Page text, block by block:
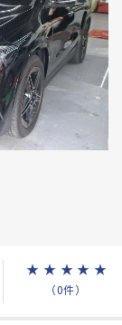
★ ★ ★ ★ ★
（0件）